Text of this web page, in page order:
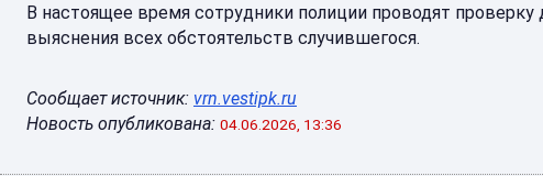
В настоящее время сотрудники полиции проводят проверку
выяснения всех обстоятельств случившегося.
Сообщает источник: vrn.vestipk.ru
Новость опубликована: 04.06.2026, 13:36